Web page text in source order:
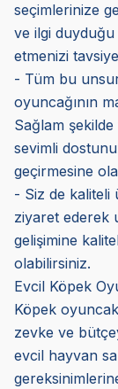
seçimlerinize
ve ilgi
etmenizi
- Tüm bu
oyuncağının
Sağlam
sevimli
geçirmesine
- Siz de kaliteli
ziyaret ederek
gelişimine
olabilirsiniz.
Evcil Köpek
Köpek
zevke ve
evcil hayvan